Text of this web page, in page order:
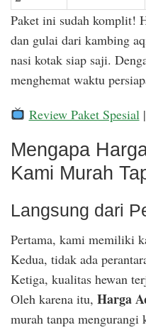
Paket ini sudah komplit!
dan gulai dari kambing
nasi kotak siap saji.
menghemat waktu
Review Paket Spesial |
Mengapa
Kami Murah
Langsung dari
Pertama, kami memiliki
Kedua, tidak ada
Ketiga, kualitas hewan
Oleh karena itu, Harga
murah tanpa mengurangi